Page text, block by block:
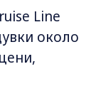
Line
около